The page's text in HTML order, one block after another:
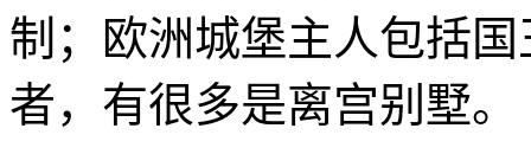
制；欧洲城堡主人包括
者，有很多是离宫别墅。